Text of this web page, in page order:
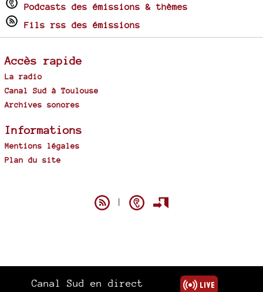
Podcasts des émissions & thèmes
Fils rss des émissions
Accès rapide
La radio
Canal Sud à Toulouse
Archives sonores
Informations
Mentions légales
Plan du site
|
Canal Sud en direct